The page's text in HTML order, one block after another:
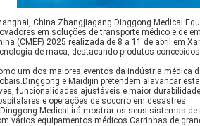
China Zhangjiagang Dinggong Medical
em soluções de transporte médico e de
(CMEF) 2025 realizada de 8 a 11 de abril em
de maca, destacando produtos
um dos maiores eventos da indústria médica
e Maidijin pretendem alavancar
funcionalidades ajustáveis e maior
e operações de socorro em desastres.
Medical irá mostrar os seus sistemas
vários equipamentos médicos.Carrinhas de